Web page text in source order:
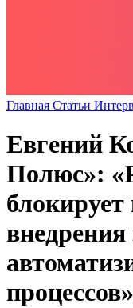
Главная Статьи
Евгений
Полюс»:
процессов»